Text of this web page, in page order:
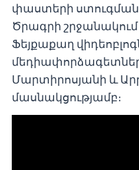
փաստերի ստուգման
Ծրագրի
Ֆեյքաքաղ
Մարտիրոսյանի և
մասնակցությամբ։